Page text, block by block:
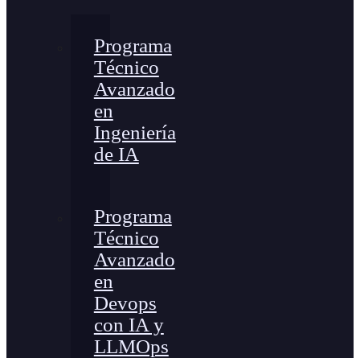
Programa
Técnico
Avanzado
en
Ingeniería
de IA
Programa
Técnico
Avanzado
en
Devops
con IA y
LLMOps